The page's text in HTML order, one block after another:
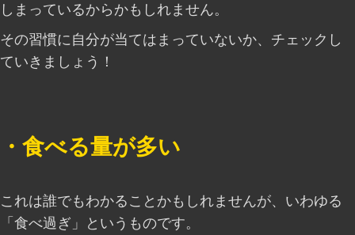
しまっているからかもしれません。
その習慣に自分が当てはまっていないか、チェックし
ていきましょう！
・食べる量が多い
これは誰でもわかることかもしれませんが、いわゆる
「食べ過ぎ」というものです。